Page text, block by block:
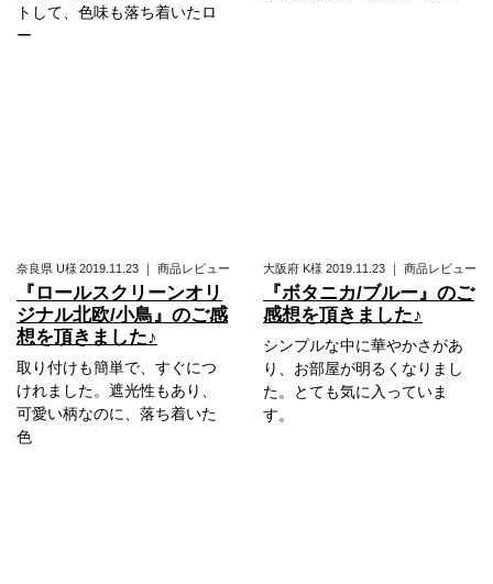
トして、色味も落ち着いたロ
ー
奈良県 U様2019.11.23 ｜ 商品レビュー
『ロールスクリーンオリ
ジナル北欧/小鳥』のご感
想を頂きました♪
取り付けも簡単で、すぐにつ
けれました。遮光性もあり、
可愛い柄なのに、落ち着いた
色
大阪府 K様 2019.11.23 ｜ 商品レビュー
『ボタニカ/ブルー』のご
感想を頂きました♪
シンプルな中に華やかさがあ
り、お部屋が明るくなりまし
た。とても気に入っていま
す。